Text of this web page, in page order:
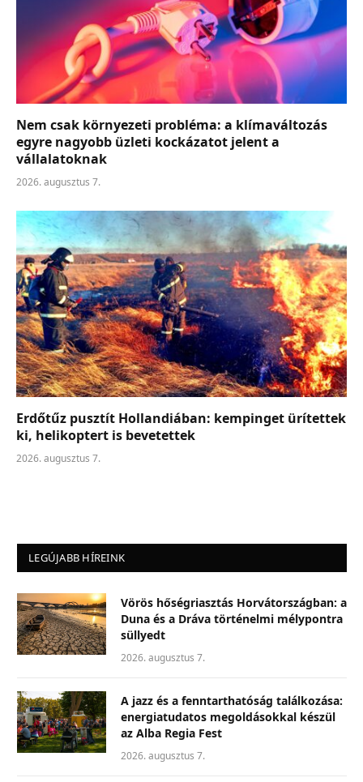
Nem csak környezeti probléma: a klímaváltozás
egyre nagyobb üzleti kockázatot jelent a
vállalatoknak
2026. augusztus 7.
Erdőtűz pusztít Hollandiában: kempinget ürítettek
ki, helikoptert is bevetettek
2026. augusztus 7.
LEGÚJABB HÍREINK
Vörös hőségriasztás Horvátországban: a
Duna és a Dráva történelmi mélypontra
süllyedt
2026. augusztus 7.
A jazz és a fenntarthatóság találkozása:
energiatudatos megoldásokkal készül
az Alba Regia Fest
2026. augusztus 7.